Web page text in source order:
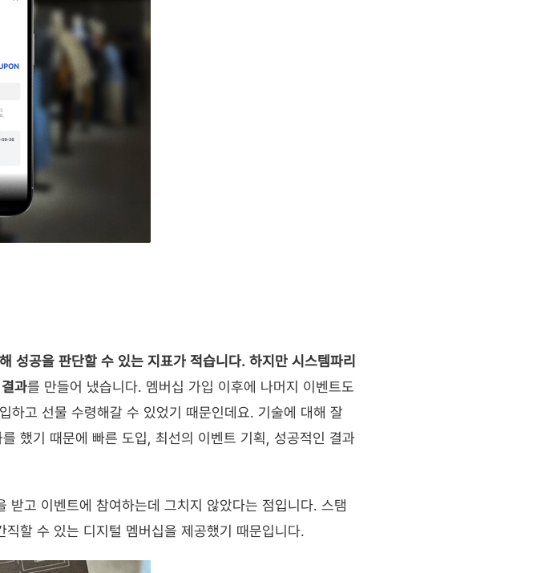
성공을 판단할 수 있는 지표가 적습니다. 하지만 시스템파리
과를 만들어 냈습니다. 멤버십 가입 이후에 나머지 이벤트도
하고 선물 수령해갈 수 있었기 때문인데요. 기술에 대해 잘
했기 때문에 빠른 도입, 최선의 이벤트 기획, 성공적인 결과
고 이벤트에 참여하는데 그치지 않았다는 점입니다. 스탬
할 수 있는 디지털 멤버십을 제공했기 때문입니다.